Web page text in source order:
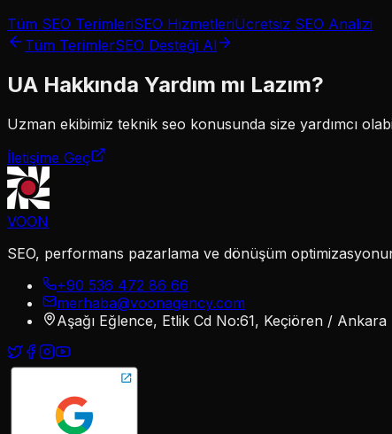
Tüm SEO TerimleriSEO HizmetleriÜcretsiz SEO Analizi
Tüm TerimlerSEO Desteği Al
UA Hakkında Yardım mı Lazım?
Uzman ekibimiz teknik seo konusunda size yardımcı
İletişime Geç
VOON
SEO, performans pazarlama ve dönüşüm
+90 536 472 86 66
merhaba@voonagency.com
Aşağı Eğlence, Etlik Cd No:61, Keçiören / Ankara